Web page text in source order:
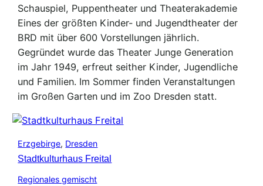
Schauspiel, Puppentheater und Theaterakademie
Eines der größten Kinder- und Jugendtheater der
BRD mit über 600 Vorstellungen jährlich.
Gegründet wurde das Theater Junge Generation
im Jahr 1949, erfreut seither Kinder, Jugendliche
und Familien. Im Sommer finden Veranstaltungen
im Großen Garten und im Zoo Dresden statt.
Erzgebirge, Dresden
Stadtkulturhaus Freital
Regionales gemischt